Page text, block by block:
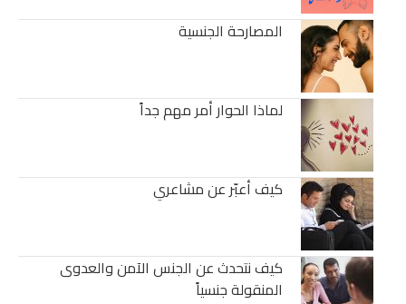
المصارحة الجنسية
لماذا الحوار أمر مهم جداً
كيف أعبّر عن مشاعري
كيف نتحدث عن الجنس الآمن والعدوى
المنقولة جنسياً